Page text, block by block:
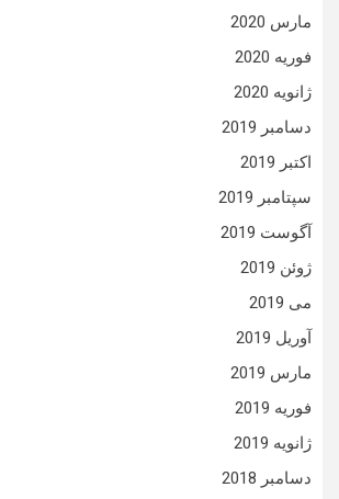
مارس 2020
فوریه 2020
ژانویه 2020
دسامبر 2019
اکتبر 2019
سپتامبر 2019
آگوست 2019
ژوئن 2019
می 2019
آوریل 2019
مارس 2019
فوریه 2019
ژانویه 2019
دسامبر 2018